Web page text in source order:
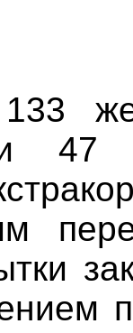
133
и 47